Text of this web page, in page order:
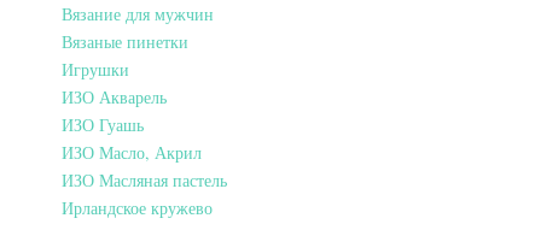
Вязание для мужчин
Вязаные пинетки
Игрушки
ИЗО Акварель
ИЗО Гуашь
ИЗО Масло, Акрил
ИЗО Масляная пастель
Ирландское кружево